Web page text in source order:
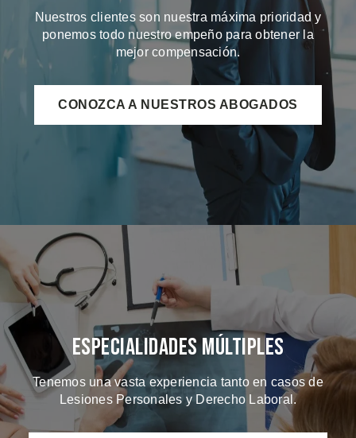
Nuestros clientes son nuestra máxima prioridad y
ponemos todo nuestro empeño para obtener la
mejor compensación.
CONOZCA A NUESTROS ABOGADOS
Especialidades Múltiples
Tenemos una vasta experiencia tanto en casos de
Lesiones Personales y Derecho Laboral.